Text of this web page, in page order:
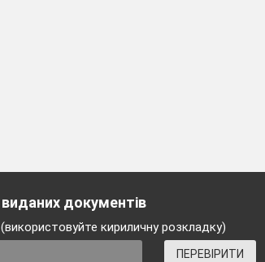
виданих документів
кириличну розкладку)
ПЕРЕВІРИТИ